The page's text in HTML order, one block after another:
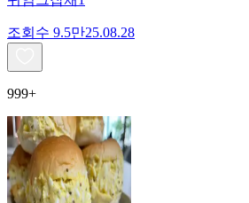
조회수 9.5만25.08.28
999+